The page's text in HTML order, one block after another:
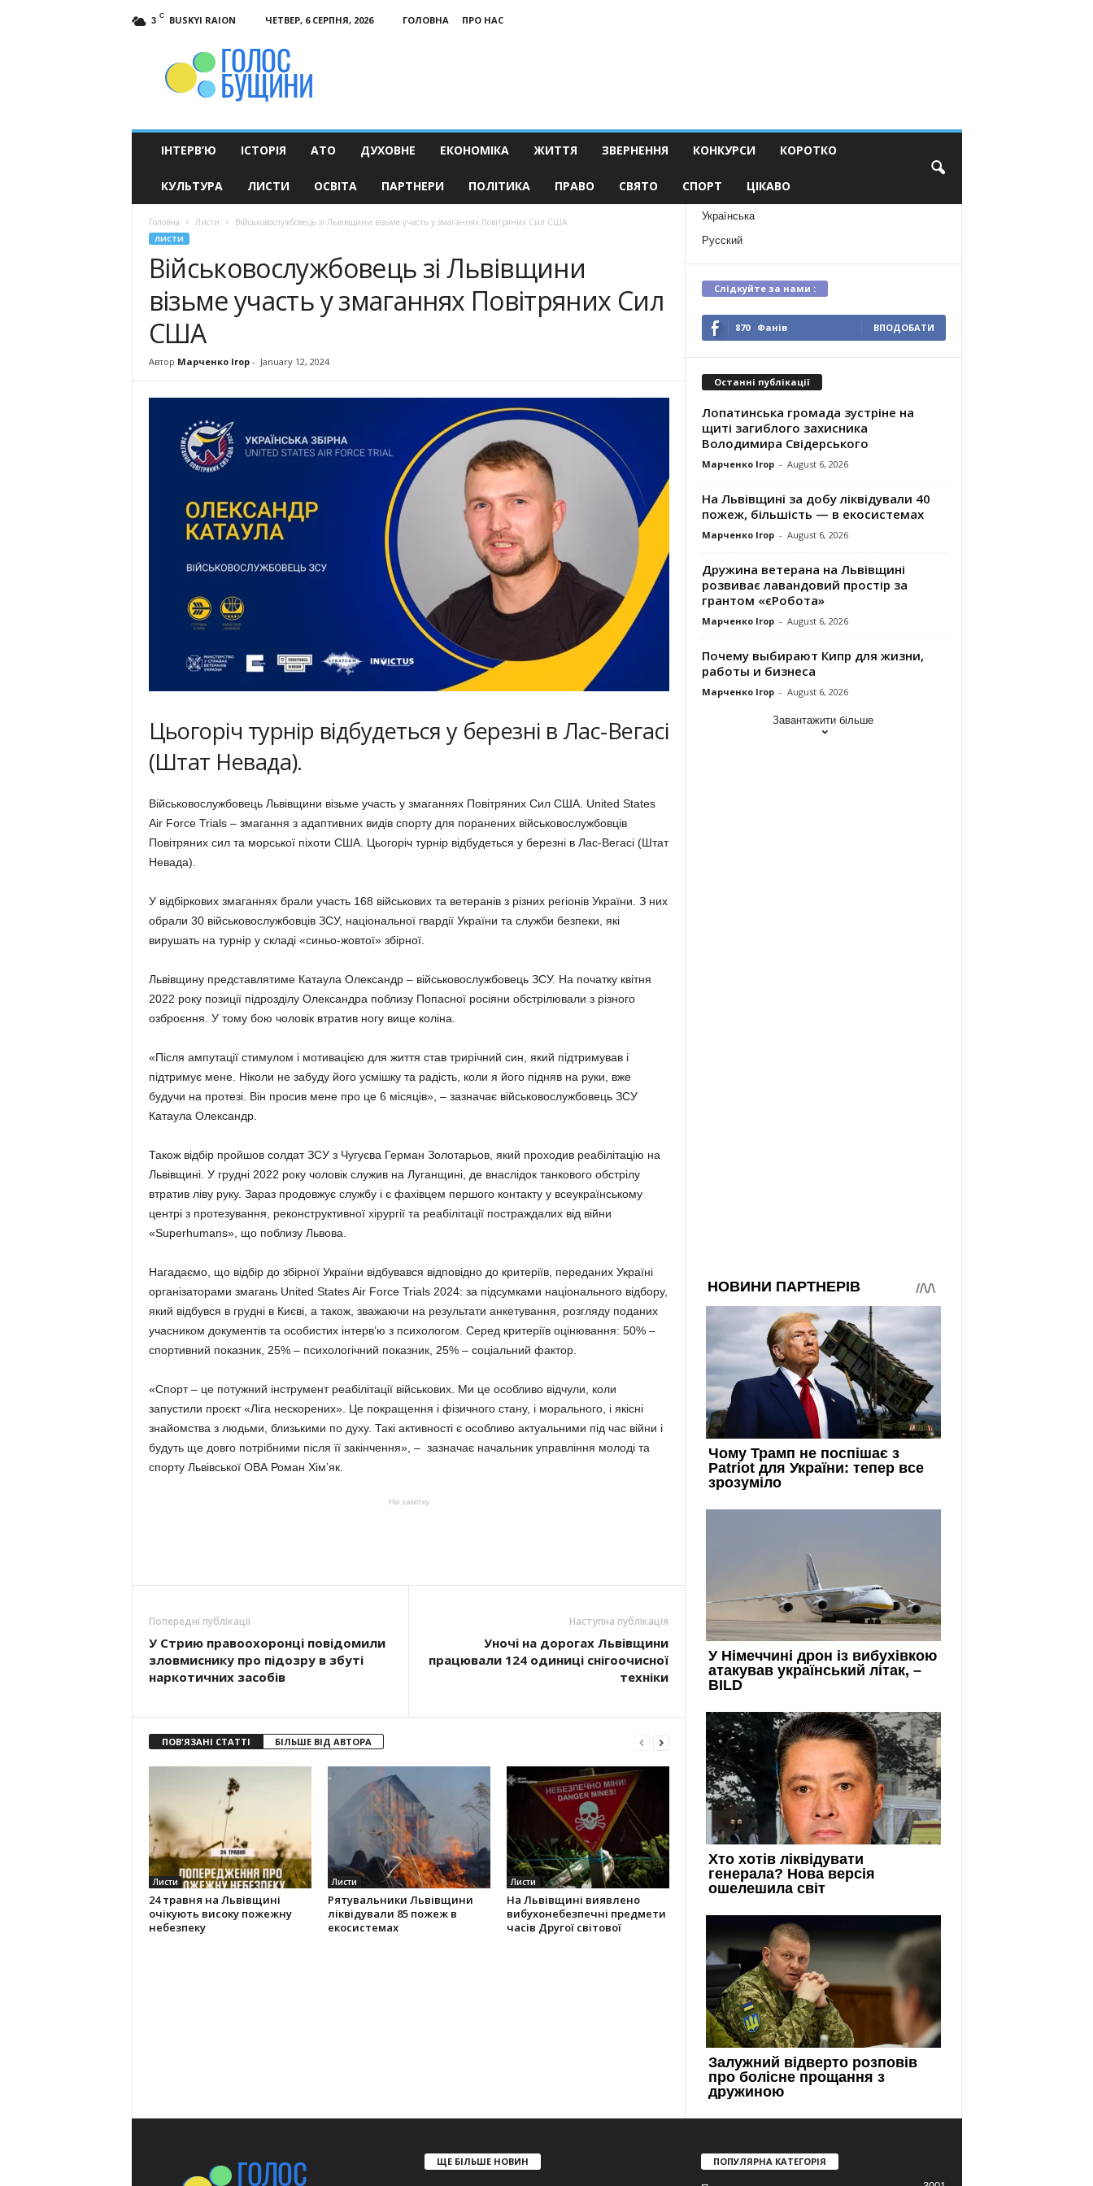
3 C BUSKYI RAION ЧЕТВЕР, 6 СЕРПНЯ, 2026 ГОЛОВНА
ПРО НАС
ІНТЕРВ’Ю ІСТОРІЯ АТО ДУХОВНЕ ЕКОНОМІКА ЖИТТЯ ЗВЕРНЕННЯ КОНКУРСИ КОРОТКО
КУЛЬТУРА ЛИСТИ ОСВІТА ПАРТНЕРИ ПОЛІТИКА ПРАВО СВЯТО СПОРТ ЦІКАВО
Головна Листи Військовослужбовець зі Львівщини візьме участь у змаганнях Повітряних Сил США
ЛИСТИ
Військовослужбовець зі Львівщини
візьме участь у змаганнях Повітряних Сил
США
Автор Марченко Ігор- January 12, 2024
Цьогоріч турнір відбудеться у березні в Лас-Вегасі
(Штат Невада).
Військовослужбовець Львівщини візьме участь у змаганнях Повітряних Сил США. United States
Air Force Trials – змагання з адаптивних видів спорту для поранених військовослужбовців
Повітряних сил та морської піхоти США. Цьогоріч турнір відбудеться у березні в Лас-Вегасі (Штат
Невада).
У відбіркових змаганнях брали участь 168 військових та ветеранів з різних регіонів України. З них
обрали 30 військовослужбовців ЗСУ, національної гвардії України та служби безпеки, які
вирушать на турнір у складі «синьо-жовтої» збірної.
Львівщину представлятиме Катаула Олександр – військовослужбовець ЗСУ. На початку квітня
2022 року позиції підрозділу Олександра поблизу Попасної росіяни обстрілювали з різного
озброєння. У тому бою чоловік втратив ногу вище коліна.
«Після ампутації стимулом і мотивацією для життя став трирічний син, який підтримував і
підтримує мене. Ніколи не забуду його усмішку та радість, коли я його підняв на руки, вже
будучи на протезі. Він просив мене про це 6 місяців», – зазначає військовослужбовець ЗСУ
Катаула Олександр.
Також відбір пройшов солдат ЗСУ з Чугуєва Герман Золотарьов, який проходив реабілітацію на
Львівщині. У грудні 2022 року чоловік служив на Луганщині, де внаслідок танкового обстрілу
втратив ліву руку. Зараз продовжує службу і є фахівцем першого контакту у всеукраїнському
центрі з протезування, реконструктивної хірургії та реабілітації постраждалих від війни
«Superhumans», що поблизу Львова.
Нагадаємо, що відбір до збірної України відбувався відповідно до критеріїв, переданих Україні
організаторами змагань United States Air Force Trials 2024: за підсумками національного відбору,
який відбувся в грудні в Києві, а також, зважаючи на результати анкетування, розгляду поданих
учасником документів та особистих інтерв’ю з психологом. Серед критеріїв оцінювання: 50% –
спортивний показник, 25% – психологічний показник, 25% – соціальний фактор.
«Спорт – це потужний інструмент реабілітації військових. Ми це особливо відчули, коли
запустили проєкт «Ліга нескорених». Це покращення і фізичного стану, і морального, і якісні
знайомства з людьми, близькими по духу. Такі активності є особливо актуальними під час війни і
будуть ще довго потрібними після її закінчення», – зазначає начальник управління молоді та
спорту Львівської ОВА Роман Хім’як.
На замітку
Попередні публікації
У Стрию правоохоронці повідомили
зловмиснику про підозру в збуті
наркотичних засобів
Наступна публікація
Уночі на дорогах Львівщини
працювали 124 одиниці снігоочисної
техніки
ПОВ'ЯЗАНІ СТАТТІ БІЛЬШЕ ВІД АВТОРА
Листи
24 травня на Львівщині
очікують високу пожежну
небезпеку
Листи
Рятувальники Львівщини
ліквідували 85 пожеж в
екосистемах
Листи
На Львівщині виявлено
вибухонебезпечні предмети
часів Другої світової
Українська
Русский
Слідкуйте за нами :
870 Фанів ВПОДОБАТИ
Останні публікації
Лопатинська громада зустріне на
щиті загиблого захисника
Володимира Свідерського
Марченко Ігор - August 6, 2026
На Львівщині за добу ліквідували 40
пожеж, більшість — в екосистемах
Марченко Ігор - August 6, 2026
Дружина ветерана на Львівщині
розвиває лавандовий простір за
грантом «єРобота»
Марченко Ігор - August 6, 2026
Почему выбирают Кипр для жизни,
работы и бизнеса
Марченко Ігор - August 6, 2026
Завантажити більше
ЩЕ БІЛЬШЕ НОВИН ПОПУЛЯРНА КАТЕГОРІЯ